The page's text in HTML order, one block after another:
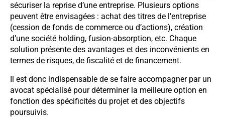
sécuriser la reprise d’une entreprise. Plusieurs options
peuvent être envisagées : achat des titres de l’entreprise
(cession de fonds de commerce ou d’actions), création
d’une société holding, fusion-absorption, etc. Chaque
solution présente des avantages et des inconvénients en
termes de risques, de fiscalité et de financement.
Il est donc indispensable de se faire accompagner par un
avocat spécialisé pour déterminer la meilleure option en
fonction des spécificités du projet et des objectifs
poursuivis.